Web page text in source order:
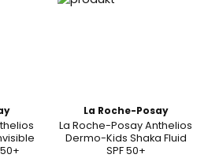
La Roche-Posay
La Roche-Posay Anthelios
Dermo-Kids Shaka Fluid
SPF 50+